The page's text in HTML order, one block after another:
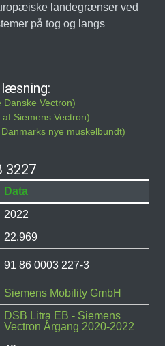
landegrænser ved
på tog og langs
Danske Vectron)
Siemens Vectron)
nye muskelbundt)
3227
Data
2022
22.969
91 86 0003 227-3
Siemens Mobility GmbH
DSB Litra EB - Siemens
Vectron Årgang 2020-2022